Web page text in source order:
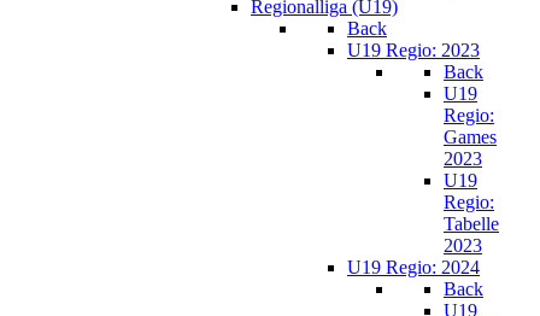
Regionalliga (U19)
Back
U19 Regio: 2023
Back
U19
Regio:
Games
2023
U19
Regio:
Tabelle
2023
U19 Regio: 2024
Back
U19